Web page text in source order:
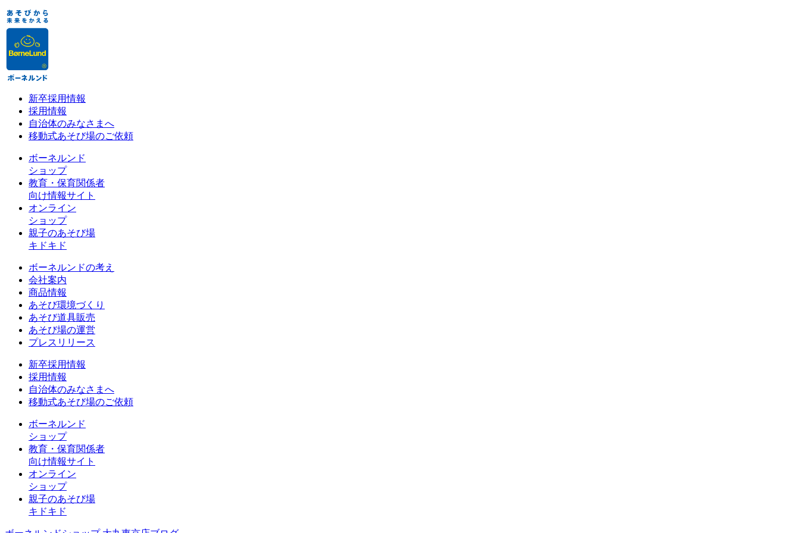
新卒採用情報
採用情報
自治体のみなさまへ
移動式あそび場のご依頼
ボーネルンド
ショップ
教育・保育関係者
向け情報サイト
オンライン
ショップ
親子のあそび場
キドキド
ボーネルンドの考え
会社案内
商品情報
あそび環境づくり
あそび道具販売
あそび場の運営
プレスリリース
新卒採用情報
採用情報
自治体のみなさまへ
移動式あそび場のご依頼
ボーネルンド
ショップ
教育・保育関係者
向け情報サイト
オンライン
ショップ
親子のあそび場
キドキド